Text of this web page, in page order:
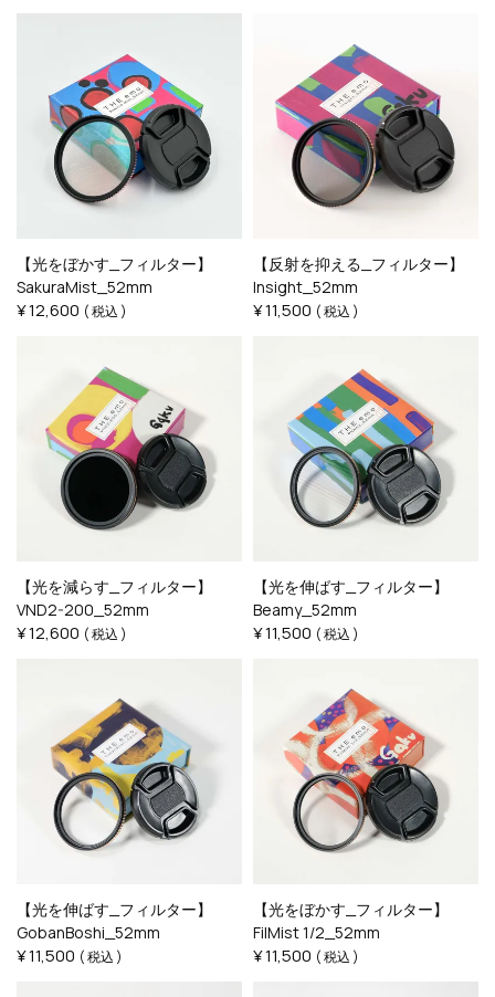
【光をぼかす_フィルター】
SakuraMist_52mm
¥12,600 税込
【反射を抑える_フィルター】
Insight_52mm
¥11,500 税込
【光を減らす_フィルター】
VND2-200_52mm
¥12,600 税込
【光を伸ばす_フィルター】
Beamy_52mm
¥11,500 税込
【光を伸ばす_フィルター】
GobanBoshi_52mm
¥11,500 税込
【光をぼかす_フィルター】
FilMist 1/2_52mm
¥11,500 税込